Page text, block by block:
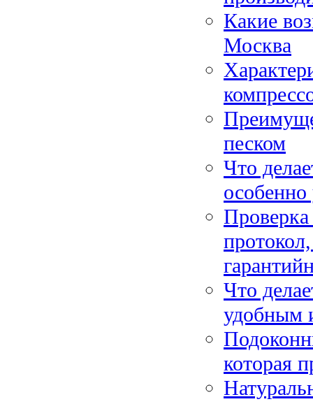
Какие
Москва
песком
Что
Что
удобным
которая